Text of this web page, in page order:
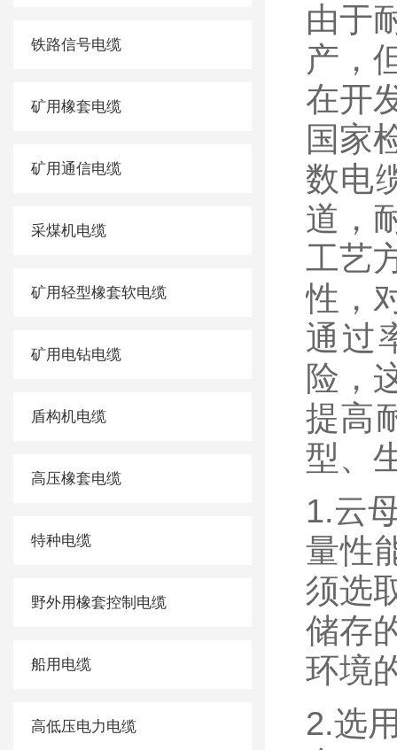
铁路信号电缆
矿用橡套电缆
矿用通信电缆
采煤机电缆
矿用轻型橡套软电缆
矿用电钻电缆
盾构机电缆
高压橡套电缆
特种电缆
野外用橡套控制电缆
船用电缆
高低压电力电缆
由于
产，
在开
国家
数电
道，
工艺
性，
通过
险，
提高
型、
1.云
量性
须选
储存
环境
2.选